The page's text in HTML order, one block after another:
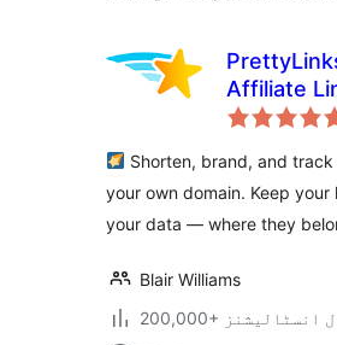
Affiliate
Cloaking,
&
Links
Shorten, brand, and track
your own domain. Keep
your data — where they
Blair Williams
فعال انسٹالیشنز